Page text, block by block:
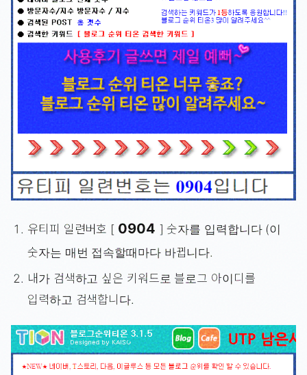
유티피 일련버호 [ 0904 ] 숫자를 입력합니다 (이
숫자는 매번 접속할때마다 바뀝니다.
내가 검색하고 싶은 키워드로 블로그 아이디를
입력하고 검색합니다.